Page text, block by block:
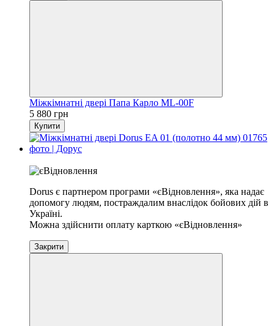
Міжкімнатні двері Папа Карло ML-00F
5 880 грн
Купити
Dorus є партнером програми «єВідновлення», яка надає
допомогу людям, постраждалим внаслідок бойових дій в
Україні.
Можна здійснити оплату карткою «єВідновлення»
Закрити